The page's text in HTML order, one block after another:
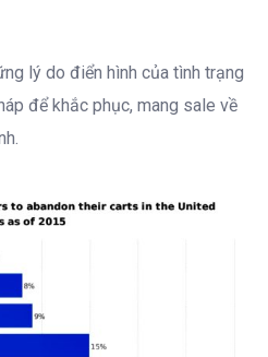
lý do điển hình của tình trạng
để khắc phục, mang sale về